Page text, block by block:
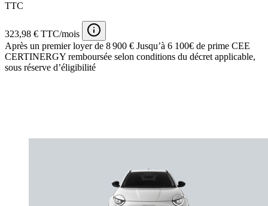
TTC
323,98 € TTC/mois
Après un premier loyer de 8 900 € Jusqu’à 6 100€ de prime CEE
CERTINERGY remboursée selon conditions du décret applicable,
sous réserve d’éligibilité